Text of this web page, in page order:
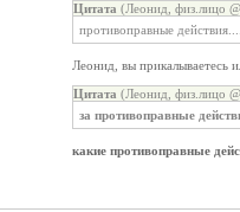
Цитата (Леонид, физ.лицо
противоправные
Леонид, вы прикалываетесь
Цитата (Леонид, физ.лицо
за противоправные
какие противоправные